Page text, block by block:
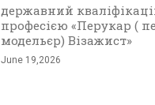
державний
професією «Перукар (
модельєр) Візажист»
June 19,2026